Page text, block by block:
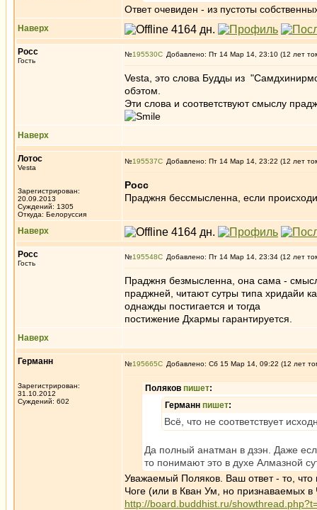
Ответ очевиден - из пустоты
Наверх
Росс
Гость
№195530 Добавлено: Пт 14 Мар 14, 23:10 (12 лет
Vesta, это слова Будды из
обэтом.
Эти слова и соответствуют смыслу
Наверх
Лотос
Vesta
Зарегистрирован:
20.09.2013
Суждений: 1305
Откуда: Белоруссия
№195537 Добавлено: Пт 14 Мар 14, 23:22 (12 лет
Росс
Праджня бессмысленна, если
Наверх
Росс
Гость
№195548 Добавлено: Пт 14 Мар 14, 23:34 (12 лет
Праджня безмысленна, она сама -
праджней, читают сутры типа хридайи
однажды постигается и тогда
постижение Дхармы гарантируется.
Наверх
Германн
Зарегистрирован:
31.10.2012
Суждений: 602
№195665 Добавлено: Сб 15 Мар 14, 09:22 (12 лет
Поляков пишет:
Германн пишет:
Всё, что не соответствует
Да полный анатман в дзэн. Даже
то понимают это в духе Алмазной
Уважаемый Поляков. Ваш ответ - то,
Чоге (или в Кван Ум, но признаваемых
http://board.buddhist.ru/